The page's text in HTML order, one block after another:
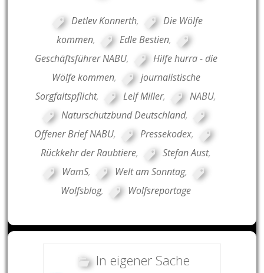
Detlev Konnerth,
Die Wölfe
kommen, Edle Bestien,
Geschäftsführer NABU,
Hilfe hurra - die
Wölfe kommen,
journalistische
Sorgfaltspflicht, Leif Miller, NABU,
Naturschutzbund Deutschland,
Offener Brief NABU, Pressekodex,
Rückkehr der Raubtiere, Stefan Aust,
WamS, Welt am Sonntag,
Wolfsblog, Wolfsreportage
In eigener Sache